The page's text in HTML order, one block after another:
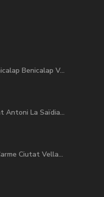
Benicalap V...
Antoni La Saïdia...
Ciutat Vella...